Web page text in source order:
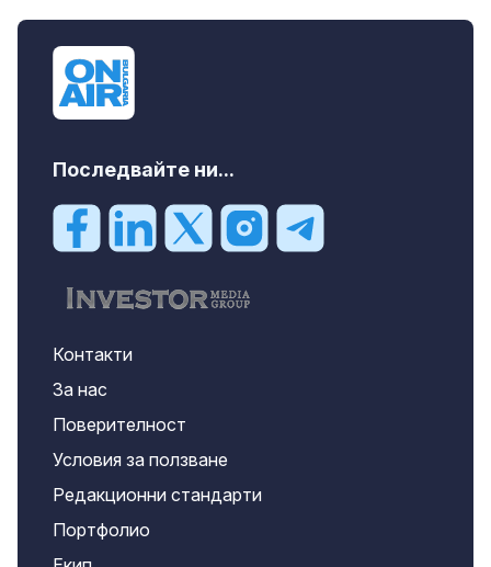
Последвайте ни...
Контакти
За нас
Поверителност
Условия за ползване
Редакционни стандарти
Портфолио